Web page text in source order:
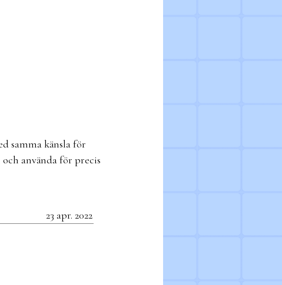
samma känsla för
använda för precis
23 apr. 2022